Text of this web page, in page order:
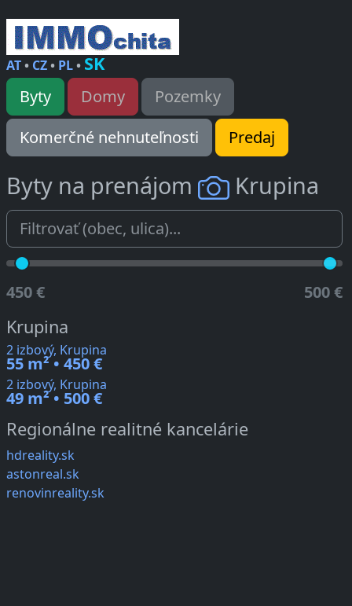
AT• CZ• PL• SK
Byty Domy
Pozemky
Komerčné nehnuteľnosti
Predaj
Byty na prenájom Krupina
450 € 500 €
Krupina
2 izbový, Krupina
55 m² • 450 €
2 izbový, Krupina
49 m² • 500 €
Regionálne realitné kancelárie
hdreality.sk
astonreal.sk
renovinreality.sk